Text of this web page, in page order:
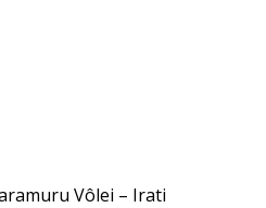
Vôlei – Irati